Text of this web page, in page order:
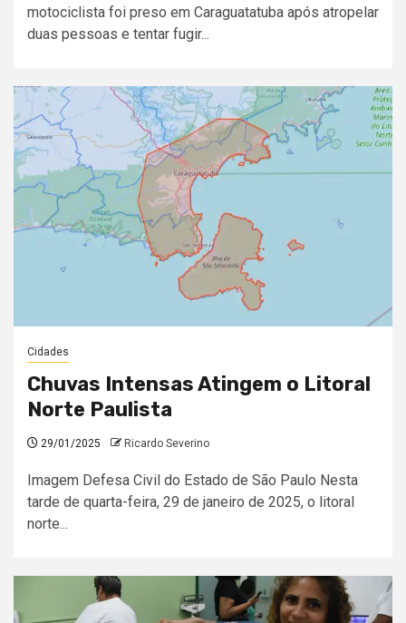
motociclista foi preso em Caraguatatuba após atropelar
duas pessoas e tentar fugir...
Cidades
Chuvas Intensas Atingem o Litoral
Norte Paulista
29/01/2025 Ricardo Severino
Imagem Defesa Civil do Estado de São Paulo Nesta
tarde de quarta-feira, 29 de janeiro de 2025, o litoral
norte...